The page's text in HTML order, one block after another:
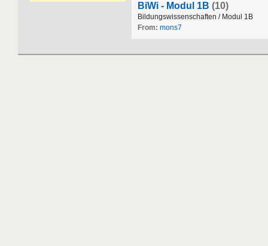
BiWi - Modul 1B (10)
Bildungswissenschaften / Modul 1B
From: mons7